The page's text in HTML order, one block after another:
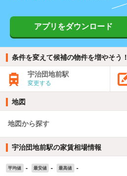
アプリをダウンロード
条件を変えて候補の物件を増やそう！
宇治団地前駅
変更する
地図
地図から探す
宇治団地前駅の家賃相場情報
平均値 - 最安値 - 最高値 -